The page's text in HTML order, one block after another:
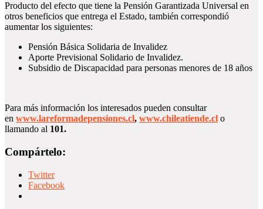
Producto del efecto que tiene la Pensión Garantizada Universal en
otros beneficios que entrega el Estado, también correspondió
aumentar los siguientes:
Pensión Básica Solidaria de Invalidez
Aporte Previsional Solidario de Invalidez.
Subsidio de Discapacidad para personas menores de 18 años
Para más información los interesados pueden consultar
en www.lareformadepensiones.cl, www.chileatiende.cl o
llamando al 101.
Compártelo:
Twitter
Facebook